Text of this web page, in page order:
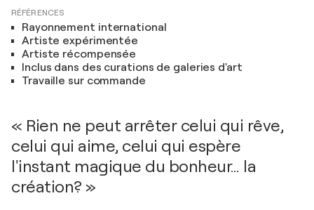
RÉFÉRENCES
Rayonnement international
Artiste expérimentée
Artiste récompensée
Inclus dans des curations de galeries d'art
Travaille sur commande
« Rien ne peut arrêter celui qui rêve,
celui qui aime, celui qui espère
l'instant magique du bonheur… la
création? »